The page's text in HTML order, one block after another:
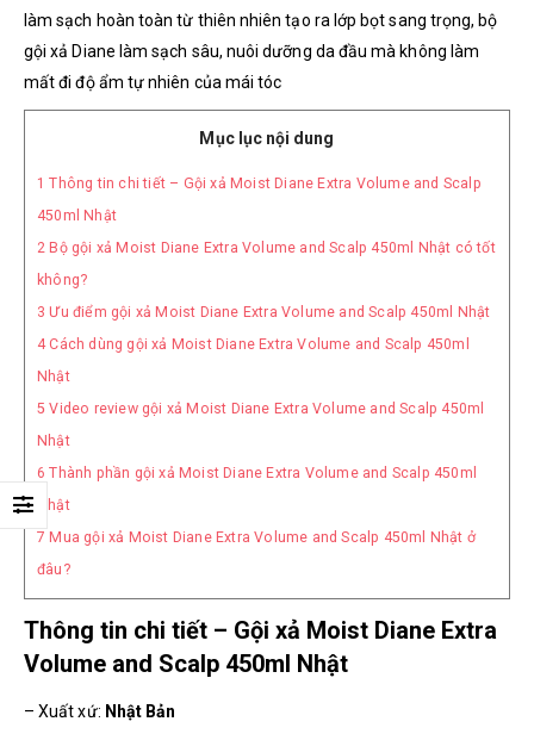
làm sạch hoàn toàn từ thiên nhiên tạo ra lớp bọt sang trọng, bộ
gội xả Diane làm sạch sâu, nuôi dưỡng da đầu mà không làm
mất đi độ ẩm tự nhiên của mái tóc
Mục lục nội dung
1 Thông tin chi tiết – Gội xả Moist Diane Extra Volume and Scalp
450ml Nhật
2 Bộ gội xả Moist Diane Extra Volume and Scalp 450ml Nhật có tốt
không?
3 Ưu điểm gội xả Moist Diane Extra Volume and Scalp 450ml Nhật
4Cách dùng gội xả Moist Diane Extra Volume and Scalp 450ml
Nhật
5 Video review gội xả Moist Diane Extra Volume and Scalp 450ml
Nhật
6 Thành phần gội xả Moist Diane Extra Volume and Scalp 450ml
Nhật
7 Mua gội xả Moist Diane Extra Volume and Scalp 450ml Nhật ở
đâu?
Thông tin chi tiết – Gội xả Moist Diane Extra
Volume and Scalp 450ml Nhật
– Xuất xứ: Nhật Bản